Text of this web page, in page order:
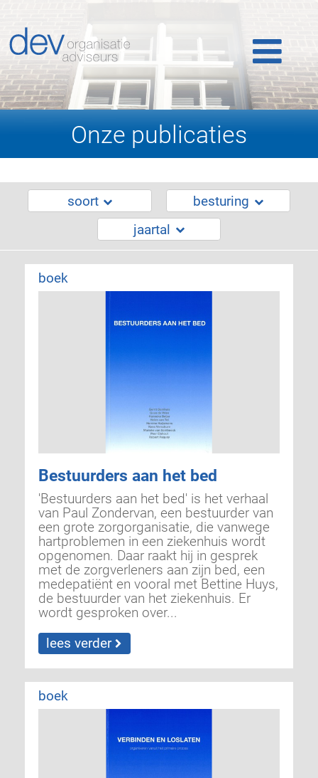
Onze publicaties
soort
besturing
jaartal
boek
Bestuurders aan het bed
'Bestuurders aan het bed' is het verhaal
van Paul Zondervan, een bestuurder van
een grote zorgorganisatie, die vanwege
hartproblemen in een ziekenhuis wordt
opgenomen. Daar raakt hij in gesprek
met de zorgverleners aan zijn bed, een
medepatiënt en vooral met Bettine Huys,
de bestuurder van het ziekenhuis. Er
wordt gesproken over...
lees verder
boek
Home
Ons werk
Ons team
Publicaties
Nieuws
Klantlogin